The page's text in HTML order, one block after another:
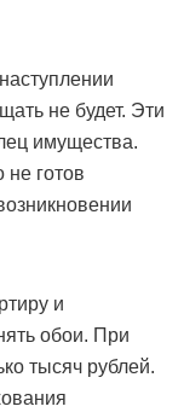
не будет. Эти
имущества.
не готов
и
обои. При
тысяч рублей.